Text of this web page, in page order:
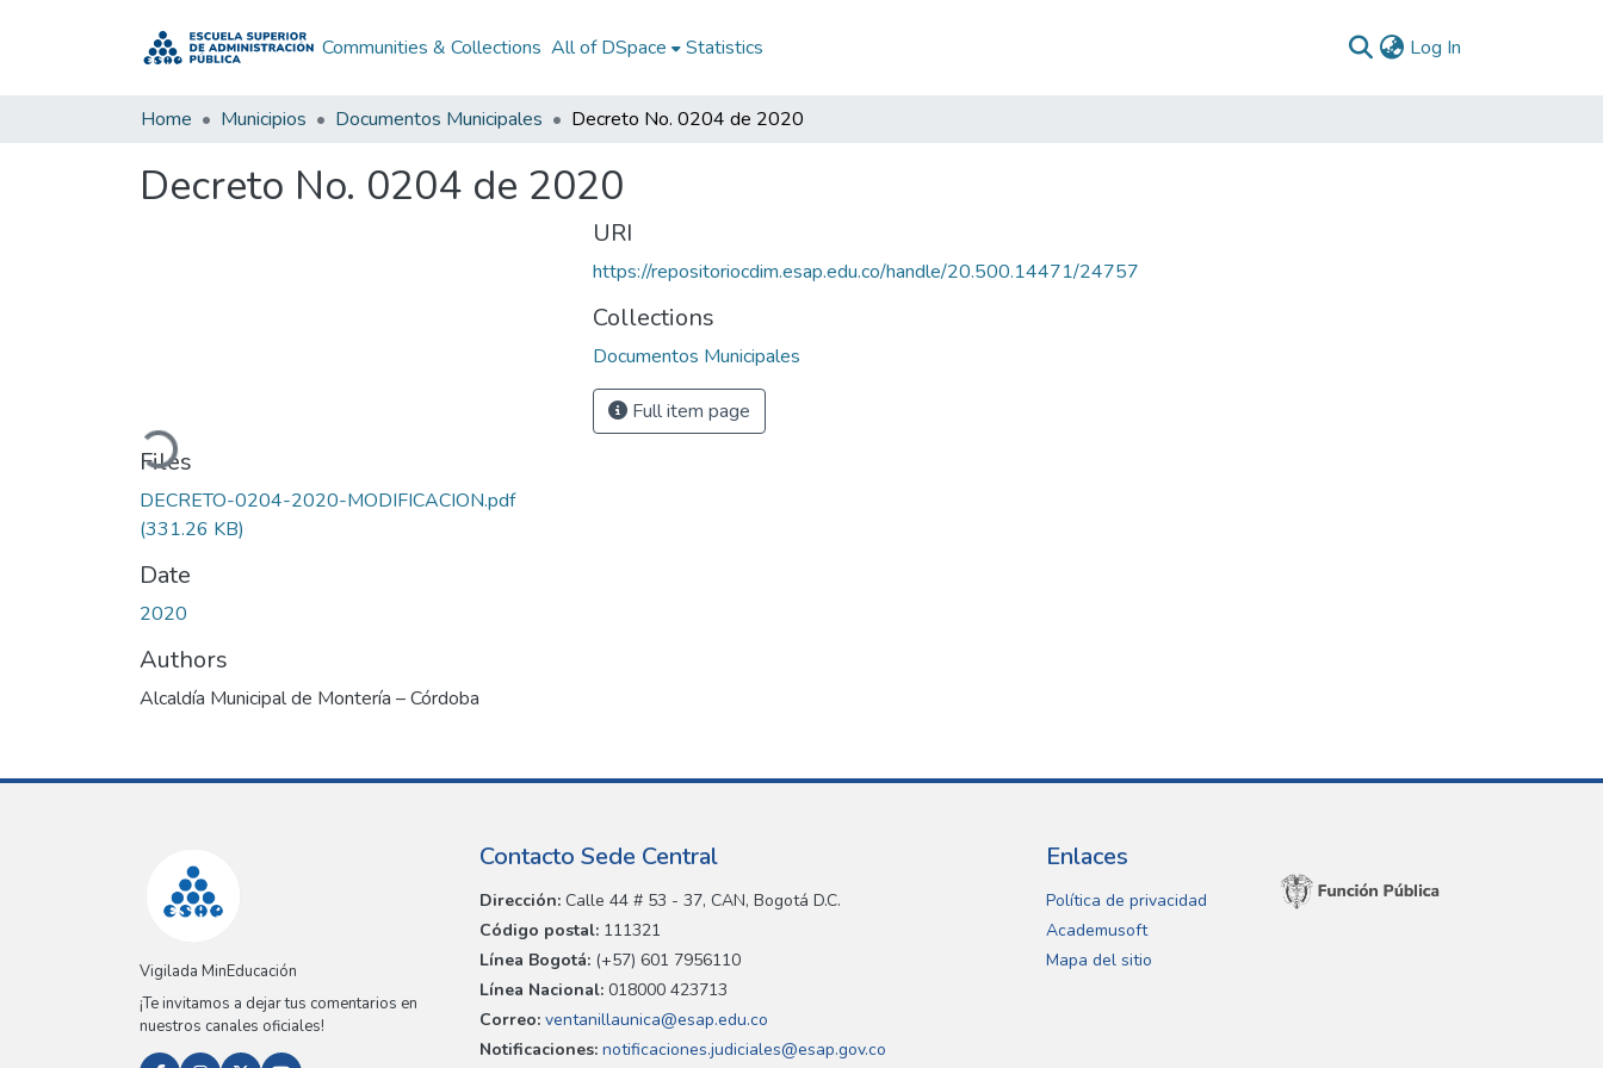
Communities & Collections All of DSpace Statistics Log In
Home Municipios Documentos Municipales Decreto No. 0204 de 2020
Decreto No. 0204 de 2020
Loading...
Files
DECRETO-0204-2020-MODIFICACION.pdf
(331.26 KB)
Date
2020
Authors
Alcaldía Municipal de Montería – Córdoba
URI
https://repositoriocdim.esap.edu.co/handle/20.500.14471/24757
Collections
Documentos Municipales
Full item page
Vigilada MinEducación
¡Te invitamos a dejar tus comentarios en
nuestros canales oficiales!
Contacto Sede Central
Dirección: Calle 44 # 53 - 37, CAN, Bogotá D.C.
Código postal: 111321
Línea Bogotá: (+57) 601 7956110
Línea Nacional: 018000 423713
Correo: ventanillaunica@esap.edu.co
Notificaciones: notificaciones.judiciales@esap.gov.co
Enlaces
Política de privacidad
Academusoft
Mapa del sitio